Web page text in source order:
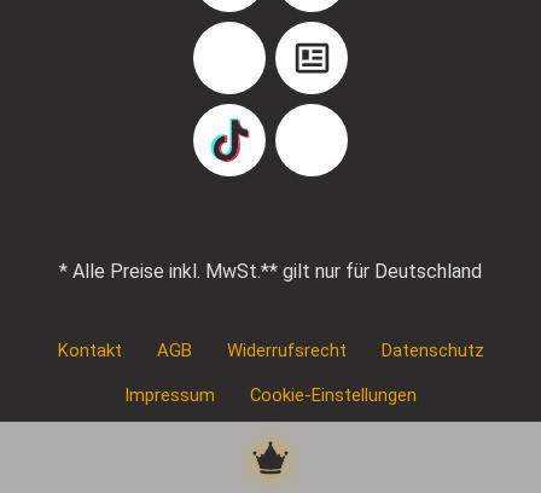
YouTube Blog
TikTok Pinterest
* Alle Preise inkl. MwSt.** gilt nur für Deutschland
Kontakt AGB Widerrufsrecht Datenschutz
Impressum Cookie-Einstellungen